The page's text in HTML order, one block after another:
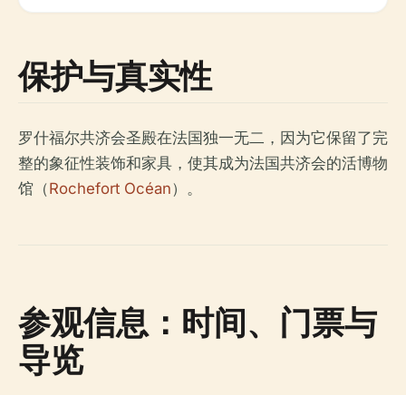
保护与真实性
罗什福尔共济会圣殿在法国独一无二，因为它保留了完
整的象征性装饰和家具，使其成为法国共济会的活博物
馆（Rochefort Océan）。
参观信息：时间、门票与
导览